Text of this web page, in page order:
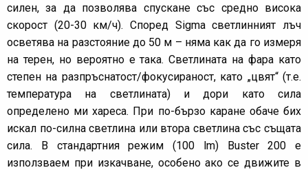
силен, за да позволява спускане със средно висока
скорост (20-30 км/ч). Според Sigma светлинният лъч
осветява на разстояние до 50 м – няма как да го измеря
на терен, но вероятно е така. Светлината на фара като
степен на разпръснатост/фокусираност, като „цвят“ (т.е.
температура на светлината) и дори като сила
определено ми хареса. При по-бързо каране обаче бих
искал по-силна светлина или втора светлина със същата
сила. В стандартния режим (100 lm) Buster 200 е
използваем при изкачване, особено ако се движите в